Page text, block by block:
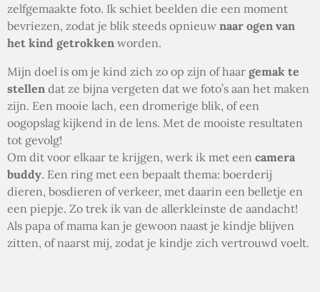
zelfgemaakte foto. Ik schiet beelden die een moment
bevriezen, zodat je blik steeds opnieuw naar ogen van
het kind getrokken worden.
Mijn doel is om je kind zich zo op zijn of haar gemak te
stellen dat ze bijna vergeten dat we foto’s aan het maken
zijn. Een mooie lach, een dromerige blik, of een
oogopslag kijkend in de lens. Met de mooiste resultaten
tot gevolg!
Om dit voor elkaar te krijgen, werk ik met een camera
buddy. Een ring met een bepaalt thema: boerderij
dieren, bosdieren of verkeer, met daarin een belletje en
een piepje. Zo trek ik van de allerkleinste de aandacht!
Als papa of mama kan je gewoon naast je kindje blijven
zitten, of naarst mij, zodat je kindje zich vertrouwd voelt.